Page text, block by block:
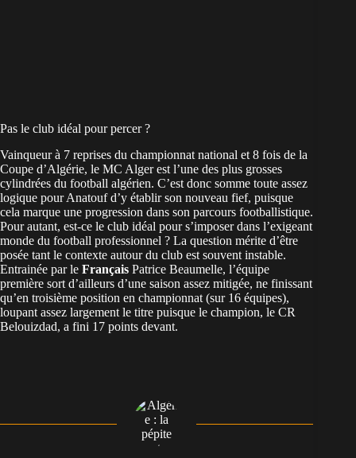
Pas le club idéal pour percer ?
Vainqueur à 7 reprises du championnat national et 8 fois de la
Coupe d’Algérie, le MC Alger est l’une des plus grosses
cylindrées du football algérien. C’est donc somme toute assez
logique pour Anatouf d’y établir son nouveau fief, puisque
cela marque une progression dans son parcours footballistique.
Pour autant, est-ce le club idéal pour s’imposer dans l’exigeant
monde du football professionnel ? La question mérite d’être
posée tant le contexte autour du club est souvent instable.
Entrainée par le Français Patrice Beaumelle, l’équipe
première sort d’ailleurs d’une saison assez mitigée, ne finissant
qu’en troisième position en championnat (sur 16 équipes),
loupant assez largement le titre puisque le champion, le CR
Belouizdad, a fini 17 points devant.